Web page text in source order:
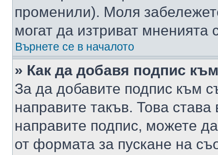
променили). Моля
могат да изтриват мненията
Върнете се в началото
» Как да добавя подпис
За да добавите подпис към
направите такъв. Това
направите подпис, можете
от формата за пускане на